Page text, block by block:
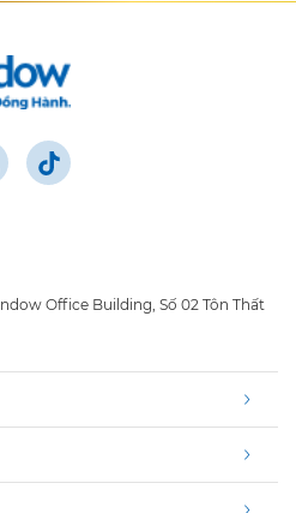
Office Building, Số 02 Tôn Thất